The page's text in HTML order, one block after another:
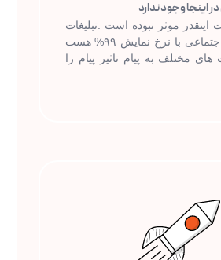
اینجا وجود ندارد
اینقدر موثر نبوده است .تبلیغات
در شبکه های اجتماعی با نرخ نمایش ۹۹% هست
مختلف به پیام تاثیر پیام را